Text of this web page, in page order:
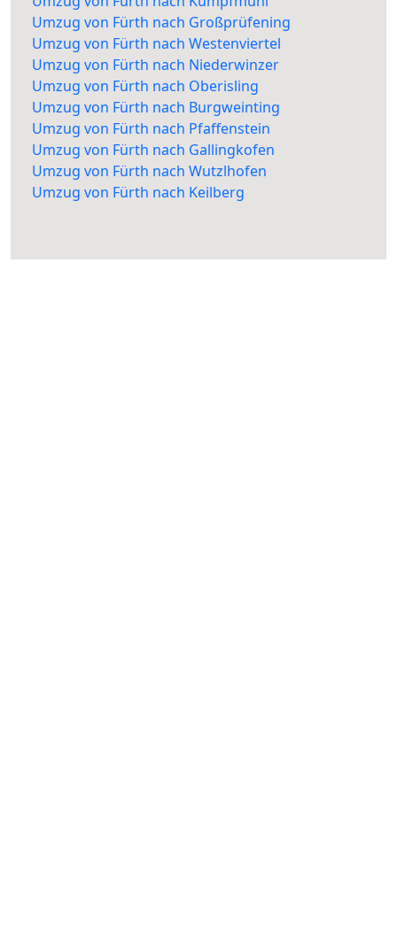
Umzug von Fürth nach Großprüfening
Umzug von Fürth nach Westenviertel
Umzug von Fürth nach Niederwinzer
Umzug von Fürth nach Oberisling
Umzug von Fürth nach Burgweinting
Umzug von Fürth nach Pfaffenstein
Umzug von Fürth nach Gallingkofen
Umzug von Fürth nach Wutzlhofen
Umzug von Fürth nach Keilberg